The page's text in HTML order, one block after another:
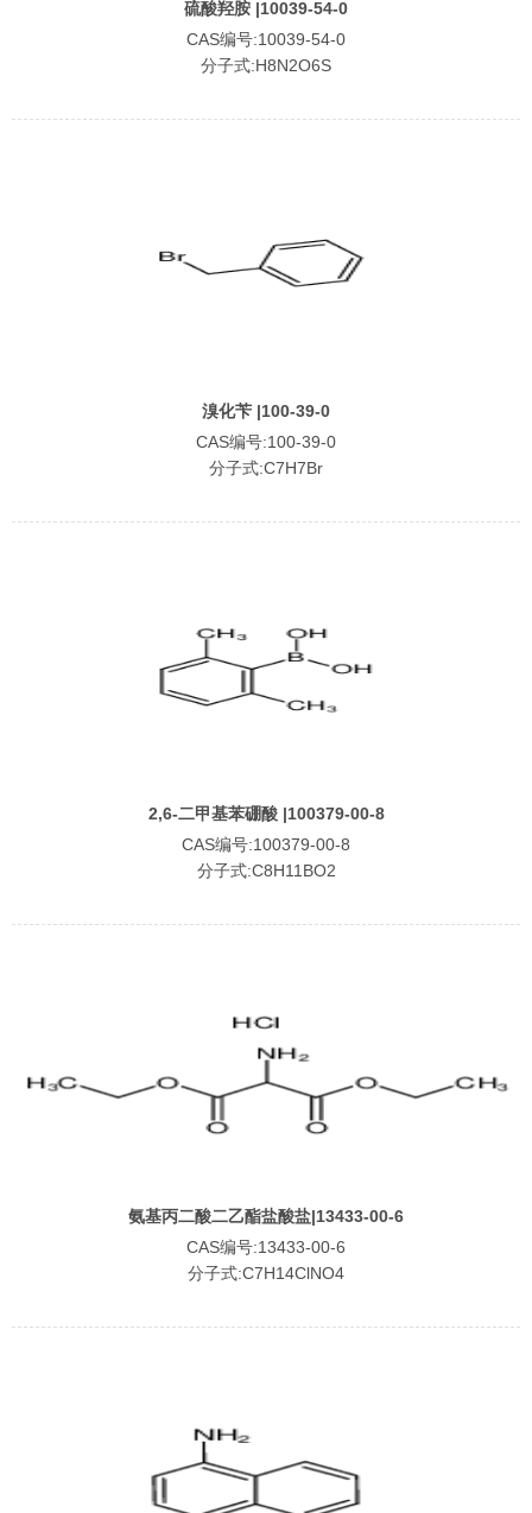
硫酸羟胺 |10039-54-0
CAS编号:10039-54-0
分子式:H8N2O6S
溴化苄 |100-39-0
CAS编号:100-39-0
分子式:C7H7Br
2,6-二甲基苯硼酸 |100379-00-8
CAS编号:100379-00-8
分子式:C8H11BO2
氨基丙二酸二乙酯盐酸盐|13433-00-6
CAS编号:13433-00-6
分子式:C7H14ClNO4